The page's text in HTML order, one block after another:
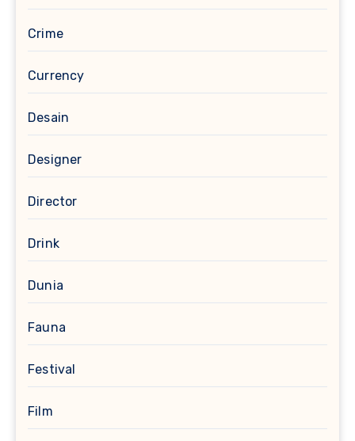
Crime
Currency
Desain
Designer
Director
Drink
Dunia
Fauna
Festival
Film